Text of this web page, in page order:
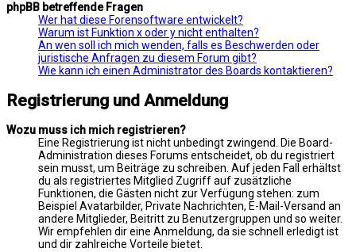
phpBB betreffende Fragen
Wer hat diese Forensoftware entwickelt?
Warum ist Funktion x oder y nicht enthalten?
An wen soll ich mich wenden, falls es Beschwerden oder
juristische Anfragen zu diesem Forum gibt?
Wie kann ich einen Administrator des Boards kontaktieren?
Registrierung und Anmeldung
Wozu muss ich mich registrieren?
Eine Registrierung ist nicht unbedingt zwingend. Die Board-
Administration dieses Forums entscheidet, ob du registriert
sein musst, um Beiträge zu schreiben. Auf jeden Fall erhältst
du als registriertes Mitglied Zugriff auf zusätzliche
Funktionen, die Gästen nicht zur Verfügung stehen: zum
Beispiel Avatarbilder, Private Nachrichten, E-Mail-Versand an
andere Mitglieder, Beitritt zu Benutzergruppen und so weiter.
Wir empfehlen dir eine Anmeldung, da sie schnell erledigt ist
und dir zahlreiche Vorteile bietet.